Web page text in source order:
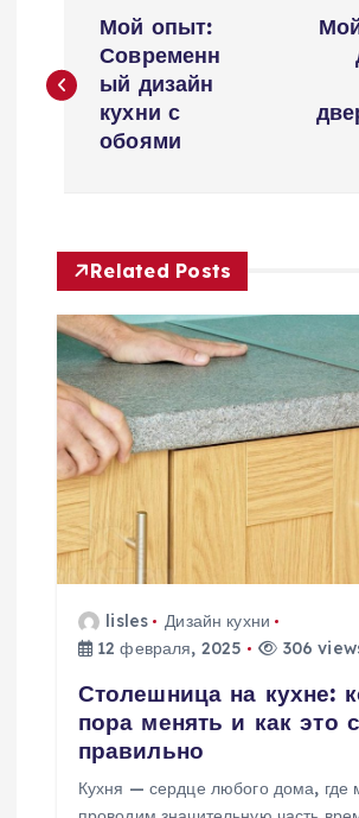
а
г
а
ц
и
я
п
о
Мой опыт:
Современн
ый дизайн
кухни с
обоями
Related Posts
lisles
Дизайн кухни
12 февраля, 2025
306
Столешница на кухне:
пора менять и как это
правильно
Кухня — сердце любого дома, где